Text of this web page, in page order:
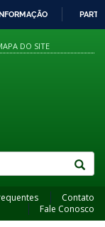
DO SITE
Contato
Fale Conosco